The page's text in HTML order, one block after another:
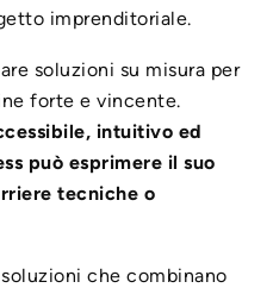
imprenditoriale.
soluzioni su misura per
forte e vincente.
intuitivo ed
può esprimere il suo
tecniche o
che combinano